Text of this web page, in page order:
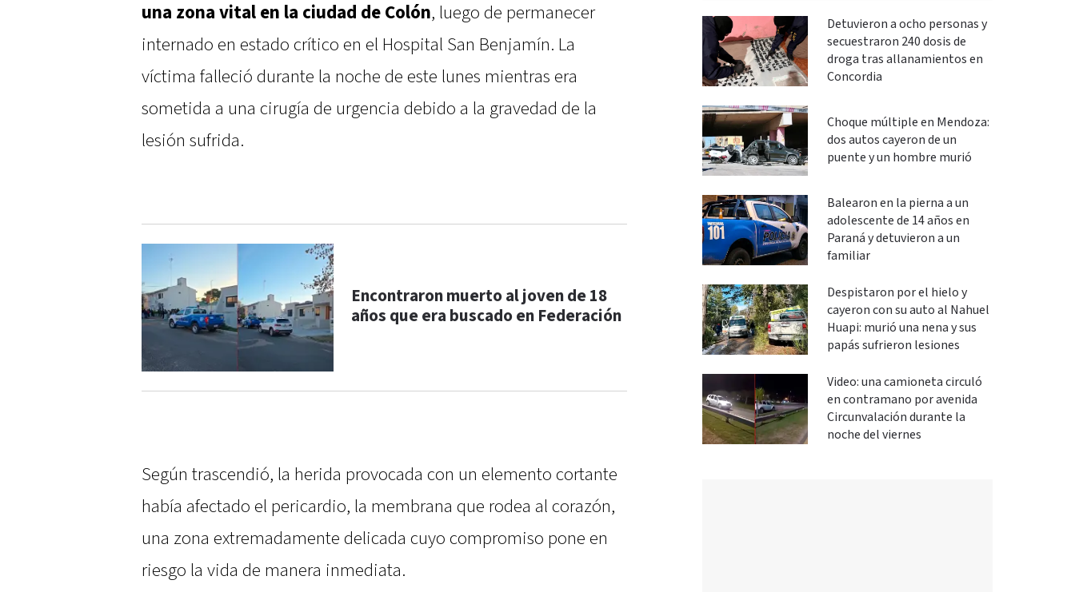
una zona vital en la ciudad de Colón, luego de permanecer
internado en estado crítico en el Hospital San Benjamín. La
víctima falleció durante la noche de este lunes mientras era
sometida a una cirugía de urgencia debido a la gravedad de la
lesión sufrida.
Encontraron muerto al joven de 18
años que era buscado en Federación
Según trascendió, la herida provocada con un elemento cortante
había afectado el pericardio, la membrana que rodea al corazón,
una zona extremadamente delicada cuyo compromiso pone en
riesgo la vida de manera inmediata.
Detuvieron a ocho personas y
secuestraron 240 dosis de
droga tras allanamientos en
Concordia
Choque múltiple en Mendoza:
dos autos cayeron de un
puente y un hombre murió
Balearon en la pierna a un
adolescente de 14 años en
Paraná y detuvieron a un
familiar
Despistaron por el hielo y
cayeron con su auto al Nahuel
Huapi: murió una nena y sus
papás sufrieron lesiones
Video: una camioneta circuló
en contramano por avenida
Circunvalación durante la
noche del viernes